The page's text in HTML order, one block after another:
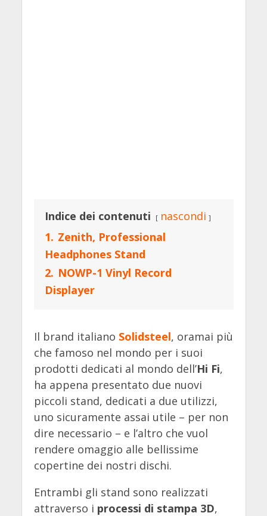
Indice dei contenuti
nascondi
1. Zenith, Professional
Headphones Stand
2. NOWP-1 Vinyl Record
Displayer
Il brand italiano Solidsteel, oramai più
che famoso nel mondo per i suoi
prodotti dedicati al mondo dell’Hi Fi,
ha appena presentato due nuovi
piccoli stand, dedicati a due utilizzi,
uno sicuramente assai utile – per non
dire necessario – e l’altro che vuol
rendere omaggio alle bellissime
copertine dei nostri dischi.
Entrambi gli stand sono realizzati
attraverso i processi di stampa 3D,